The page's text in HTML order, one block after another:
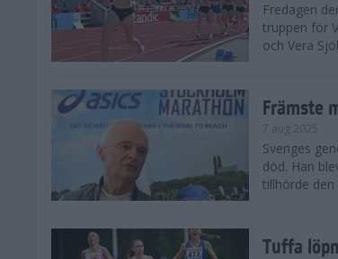
Fredagen
truppen för
och Vera
Främste
7 aug 2025
Sveriges
död. Han
tillhörde den
Tuffa